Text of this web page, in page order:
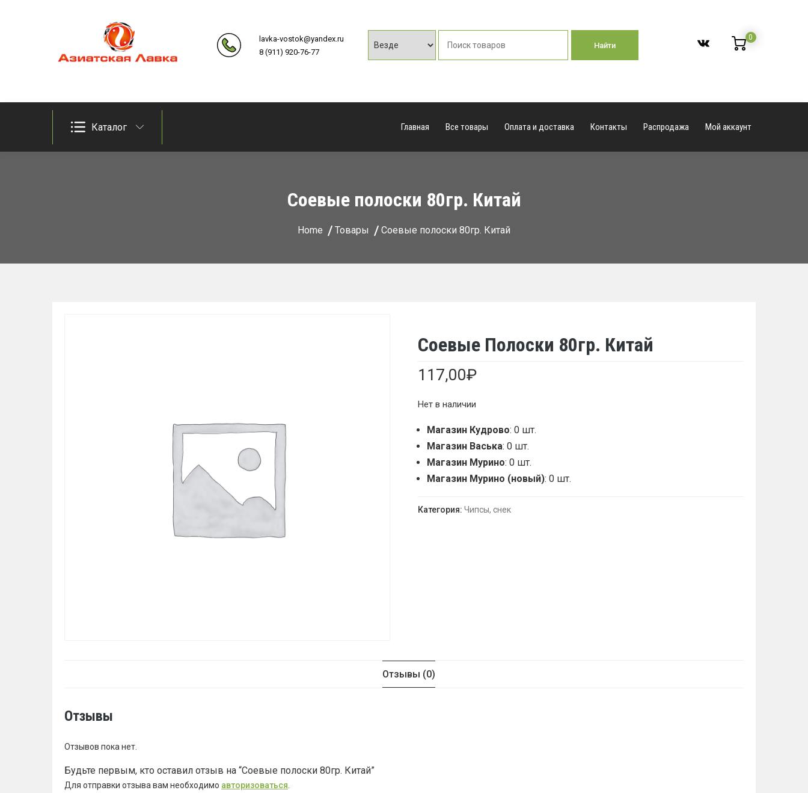
lavka-vostok@yandex.ru
8 (911) 920-76-77
Найти
0
Каталог Главная Все товары Оплата и доставка Контакты Распродажа Мой аккаунт
Соевые полоски 80гр. Китай
Home Товары Соевые полоски 80гр. Китай
Соевые Полоски 80гр. Китай
117,00₽
Нет в наличии
Магазин Кудрово: 0 шт.
Магазин Васька: 0 шт.
Магазин Мурино: 0 шт.
Магазин Мурино (новый): 0 шт.
Категория: Чипсы, снек
Отзывы (0)
Отзывы
Отзывов пока нет.
Будьте первым, кто оставил отзыв на “Соевые полоски 80гр. Китай”
Для отправки отзыва вам необходимо авторизоваться